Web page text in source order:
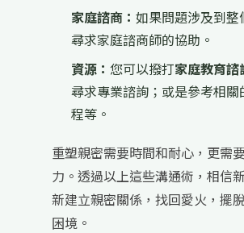
家庭諮商： 如果問題涉及到
尋求家庭諮商師的協助。
資源： 您可以撥打家庭教育
尋求專業諮詢；或是參考相
程等。
重塑親密需要時間和耐心，更需
力。透過以上這些溝通術，相信
新建立親密關係，找回愛火，擺
困境。